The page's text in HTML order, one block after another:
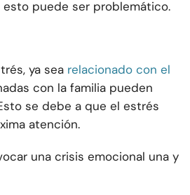
esto puede ser problemático.
ya sea relacionado con el
con la familia pueden
se debe a que el estrés
atención.
una crisis emocional una y